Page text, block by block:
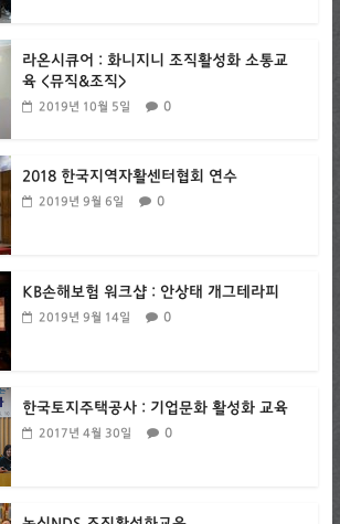
라온시큐어 : 화니지니 조직활성화 소통교
육 <뮤직&조직>
2019년 10월 5일 0
2018 한국지역자활센터협회 연수
2019년 9월 6일 0
KB손해보험 워크샵 : 안상태 개그테라피
2019년 9월 14일 0
한국토지주택공사 : 기업문화 활성화 교육
2017년 4월 30일 0